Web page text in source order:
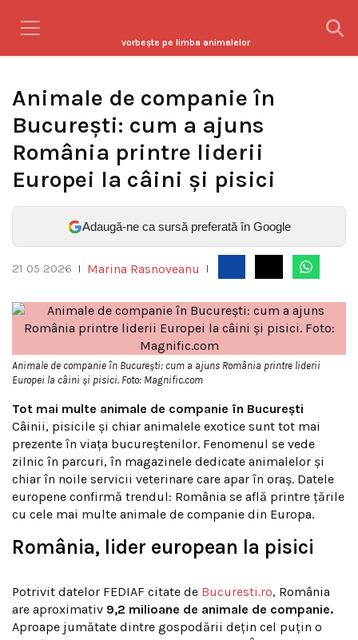
vorbeşte pe limba animalelor
Animale de companie în
București: cum a ajuns
România printre liderii
Europei la câini și pisici
Adaugă-ne ca sursă preferată în Google
21 05 2026 Marina Rasnoveanu
Animale de companie în București: cum a ajuns România printre liderii
Europei la câini și pisici. Foto: Magnific.com
Tot mai multe animale de companie în București
Câinii, pisicile și chiar animalele exotice sunt tot mai
prezente în viața bucureștenilor. Fenomenul se vede
zilnic în parcuri, în magazinele dedicate animalelor și
chiar în noile servicii veterinare care apar în oraș. Datele
europene confirmă trendul: România se află printre țările
cu cele mai multe animale de companie din Europa.
România, lider european la pisici
Potrivit datelor FEDIAF citate de Bucuresti.ro, România
are aproximativ 9,2 milioane de animale de companie.
Aproape jumătate dintre gospodării dețin cel puțin o